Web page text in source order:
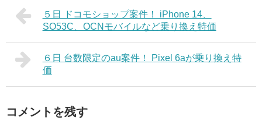
５日 ドコモショップ案件！ iPhone 14、
SO53C、OCNモバイルなど乗り換え特価
６日 台数限定のau案件！ Pixel 6aが乗り換え特
価
コメントを残す